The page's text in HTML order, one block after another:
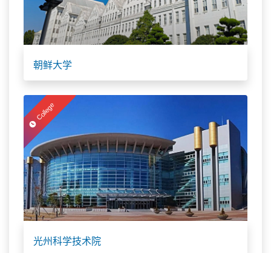
朝鲜大学
College
光州科学技术院